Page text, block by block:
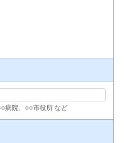
病院、○○市役所 など